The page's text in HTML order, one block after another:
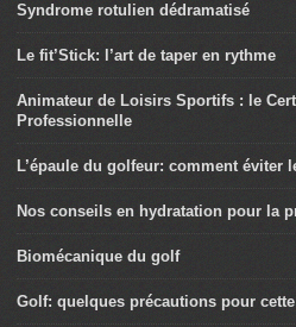
Syndrome rotulien dédramatisé
Le fit’Stick: l’art de taper en rythme
Animateur de Loisirs Sportifs : le
Professionnelle
L’épaule du golfeur: comment éviter
Nos conseils en hydratation pour la
Biomécanique du golf
Golf: quelques précautions pour